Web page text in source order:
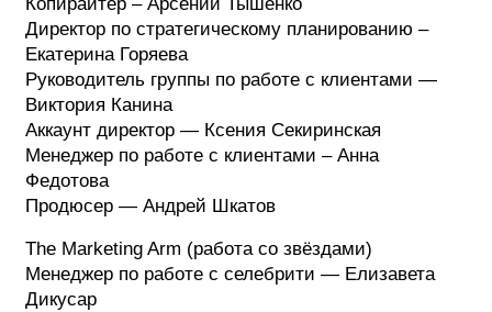
Копирайтер – Арсений Тышенко
Директор по стратегическому планированию –
Екатерина Горяева
Руководитель группы по работе с клиентами —
Виктория Канина
Аккаунт директор — Ксения Секиринская
Менеджер по работе с клиентами – Анна
Федотова
Продюсер — Андрей Шкатов
The Marketing Arm (работа со звёздами)
Менеджер по работе с селебрити — Елизавета
Дикусар